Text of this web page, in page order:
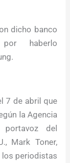
dicho banco
haberlo
7 de abril que
la Agencia
del
Mark Toner,
los periodistas